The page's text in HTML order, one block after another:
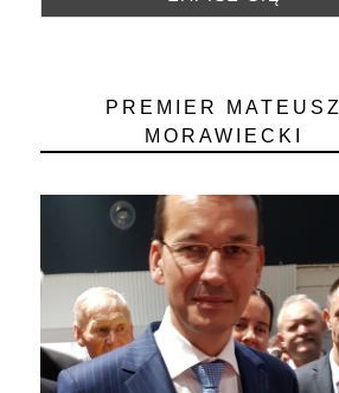
PREMIER MATEUSZ
MORAWIECKI